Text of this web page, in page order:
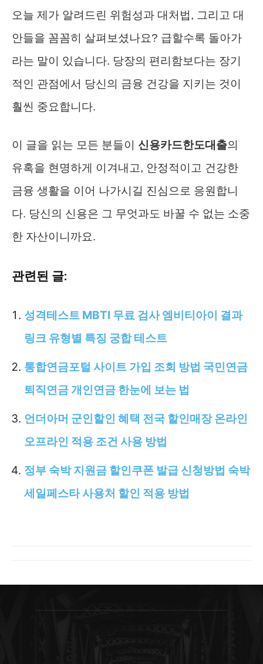
오늘 제가 알려드린 위험성과 대처법, 그리고 대
안들을 꼼꼼히 살펴보셨나요? 급할수록 돌아가
라는 말이 있습니다. 당장의 편리함보다는 장기
적인 관점에서 당신의 금융 건강을 지키는 것이
훨씬 중요합니다.
이 글을 읽는 모든 분들이 신용카드한도대출의
유혹을 현명하게 이겨내고, 안정적이고 건강한
금융 생활을 이어 나가시길 진심으로 응원합니
다. 당신의 신용은 그 무엇과도 바꿀 수 없는 소중
한 자산이니까요.
관련된 글:
성격테스트 MBTI 무료 검사 엠비티아이 결과
링크 유형별 특징 궁합 테스트
통합연금포털 사이트 가입 조회 방법 국민연금
퇴직연금 개인연금 한눈에 보는 법
언더아머 군인할인 혜택 전국 할인매장 온라인
오프라인 적용 조건 사용 방법
정부 숙박 지원금 할인쿠폰 발급 신청방법 숙박
세일페스타 사용처 할인 적용 방법